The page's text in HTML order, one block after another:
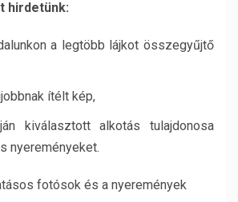
hirdetünk:
a legtöbb lájkot összegyűjtő
ítélt kép,
kiválasztott alkotás tulajdonosa
nyereményeket.
fotósok és a nyeremények